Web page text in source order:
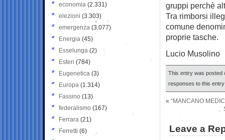
gruppi perchè
Tra rimborsi
comune
proprie tasche.
Lucio Musolino
This entry was posted
responses to this
« “MANCANO
Leave a
economia (2.331)
elezioni (3.303)
emergenza (3.077)
Energia (45)
Esselunga (2)
Esteri (784)
Eugenetica (3)
Europa (1.314)
Fassino (13)
federalismo (167)
Ferrara (21)
Ferretti (6)